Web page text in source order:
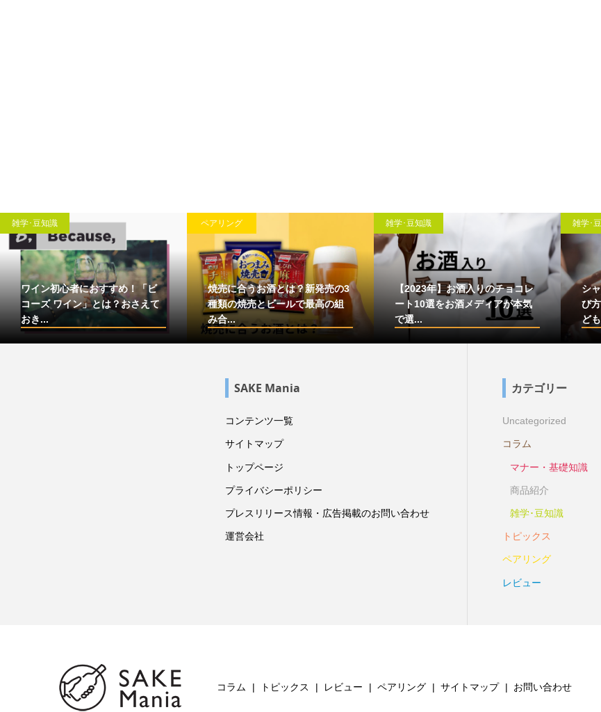
雑学･豆知識
ワイン初心者におすすめ！「ビ
コーズ ワイン」とは？おさえて
おき...
ペアリング
焼売に合うお酒とは？新発売の3
種類の焼売とビールで最高の組
み合...
雑学･豆知識
【2023年】お酒入りのチョコレ
ート10選をお酒メディアが本気
で選...
雑学･
シ
び
ど
SAKE Mania
コンテンツ一覧
サイトマップ
トップページ
プライバシーポリシー
プレスリリース情報・広告掲載のお問い合わせ
運営会社
カテゴリー
Uncategorized
コラム
マナー・基礎知識
商品紹介
雑学･豆知識
トピックス
ペアリング
レビュー
コラム トピックス レビュー ペアリング サイトマップ お問い合わせ